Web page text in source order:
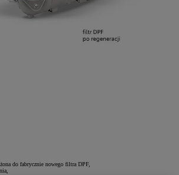
do fabrycznie nowego filtra DPF,